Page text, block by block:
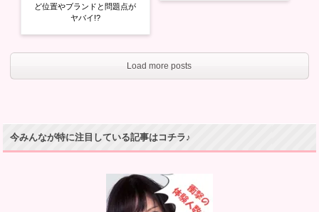
ど位置やブランドと問題点が
ヤバイ!?
Load more posts
今みんなが特に注目している記事はコチラ♪